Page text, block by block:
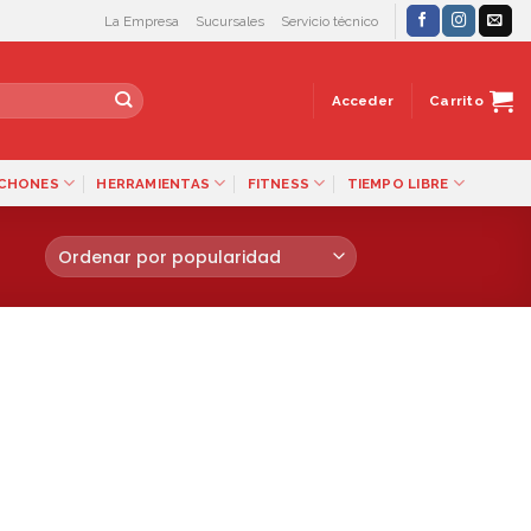
La Empresa Sucursales Servicio técnico
Acceder Carrito
HERRAMIENTAS FITNESS TIEMPO LIBRE